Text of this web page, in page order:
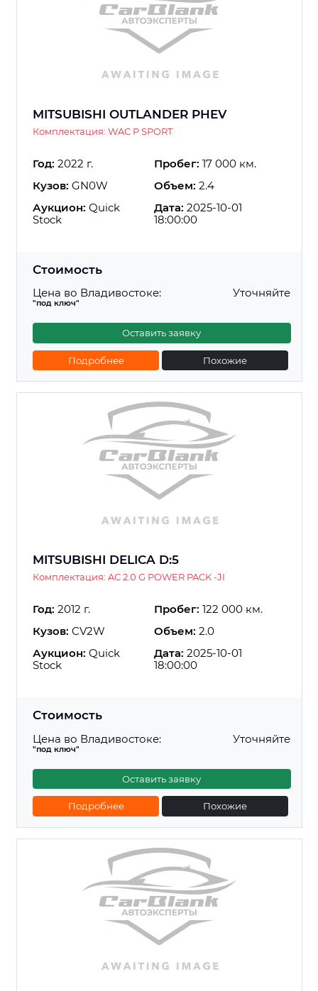
MITSUBISHI OUTLANDER PHEV
Комплектация: WAC P SPORT
Год: 2022 г. Пробег: 17 000 км.
Кузов: GN0W Объем: 2.4
Аукцион: Quick
Stock
Дата: 2025-10-01
18:00:00
Стоимость
Цена во Владивостоке:
"под ключ"
Уточняйте
Оставить заявку
Подробнее Похожие
MITSUBISHI DELICA D:5
Комплектация: AC 2.0 G POWER PACK -JI
Год: 2012 г. Пробег: 122 000 км.
Кузов: CV2W Объем: 2.0
Аукцион: Quick
Stock
Дата: 2025-10-01
18:00:00
Стоимость
Цена во Владивостоке:
"под ключ"
Уточняйте
Оставить заявку
Подробнее Похожие